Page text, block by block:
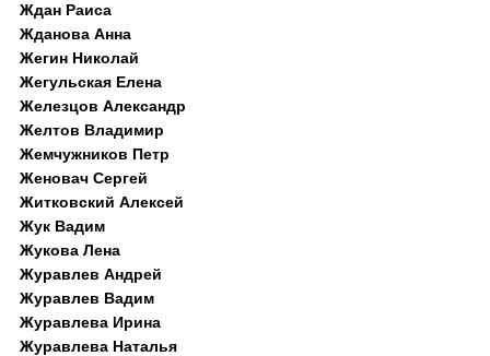
Ждан Раиса
Жданова Анна
Жегин Николай
Жегульская Елена
Железцов Александр
Желтов Владимир
Жемчужников Петр
Женовач Сергей
Житковский Алексей
Жук Вадим
Жукова Лена
Журавлев Андрей
Журавлев Вадим
Журавлева Ирина
Журавлева Наталья